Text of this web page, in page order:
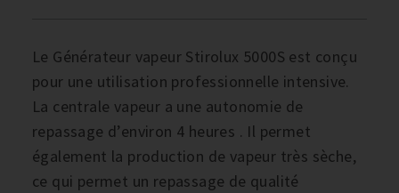
Le Générateur vapeur Stirolux 5000S est conçu
pour une utilisation professionnelle intensive.
La centrale vapeur a une autonomie de
repassage d’environ 4 heures . Il permet
également la production de vapeur très sèche,
ce qui permet un repassage de qualité